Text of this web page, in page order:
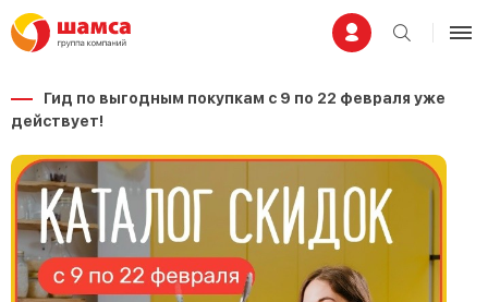
Гид по выгодным покупкам с 9 по 22 февраля уже
действует!